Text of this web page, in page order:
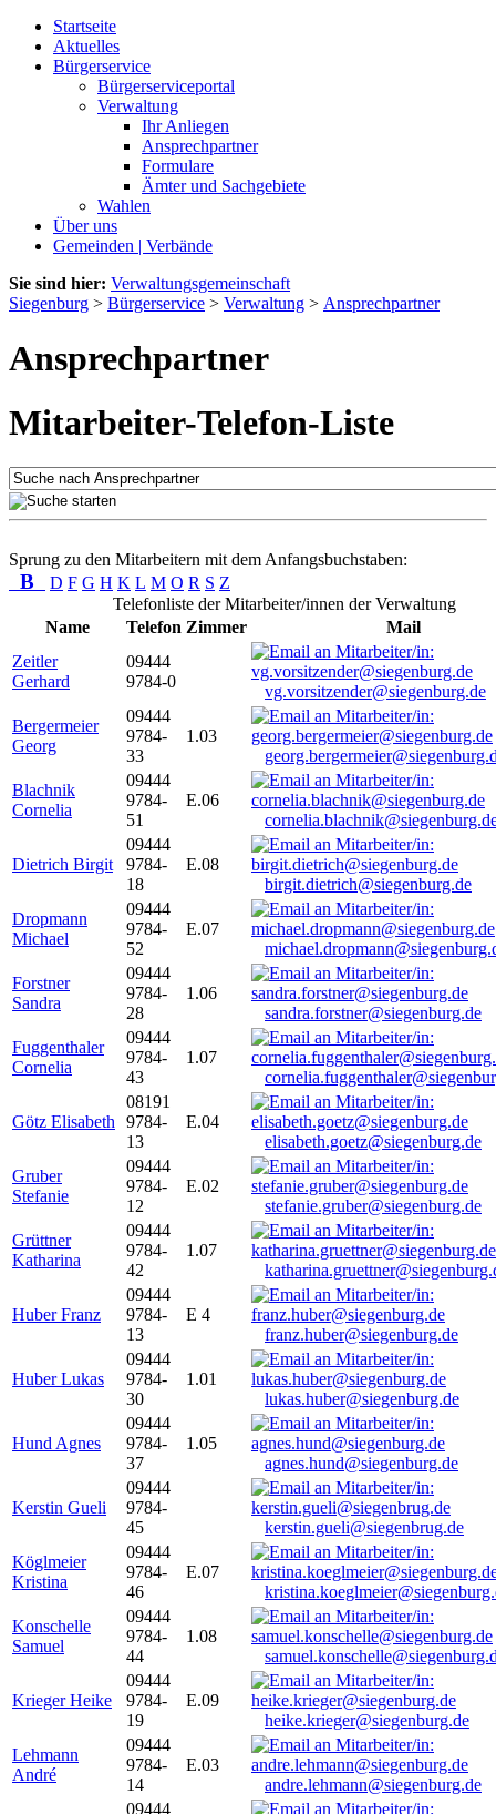
Startseite
Aktuelles
Bürgerservice
Bürgerserviceportal
Verwaltung
Ihr Anliegen
Ansprechpartner
Formulare
Ämter und Sachgebiete
Wahlen
Über uns
Gemeinden | Verbände
Sie sind hier: Verwaltungsgemeinschaft
Siegenburg > Bürgerservice > Verwaltung > Ansprechpartner
Ansprechpartner
Mitarbeiter-Telefon-Liste
Sprung zu den Mitarbeitern mit dem Anfangsbuchstaben:
B D F G H K L M O R S Z
Telefonliste der Mitarbeiter/innen der Verwaltung
Name
Telefon Zimmer
Mail
Zeitler
Gerhard
09444
9784-0
vg.vorsitzender@siegenburg.de
Bergermeier
Georg
09444
9784-
33
1.03
Blachnik
Cornelia
09444
9784-
51
E.06
Dietrich Birgit
09444
9784-
18
E.08
birgit.dietrich@siegenburg.de
Dropmann
Michael
09444
9784-
52
E.07
Forstner
Sandra
09444
9784-
28
1.06
sandra.forstner@siegenburg.de
Fuggenthaler
Cornelia
09444
9784-
43
1.07
Götz Elisabeth
08191
9784-
13
E.04
elisabeth.goetz@siegenburg.de
Gruber
Stefanie
09444
9784-
12
E.02
stefanie.gruber@siegenburg.de
Grüttner
Katharina
09444
9784-
42
1.07
Huber Franz
09444
9784-
13
E 4
franz.huber@siegenburg.de
Huber Lukas
09444
9784-
30
1.01
lukas.huber@siegenburg.de
Hund Agnes
09444
9784-
37
1.05
agnes.hund@siegenburg.de
Kerstin Gueli
09444
9784-
45
kerstin.gueli@siegenbrug.de
Köglmeier
Kristina
09444
9784-
46
E.07
Konschelle
Samuel
09444
9784-
44
1.08
Krieger Heike
09444
9784-
19
E.09
heike.krieger@siegenburg.de
Lehmann
André
09444
9784-
14
E.03
andre.lehmann@siegenburg.de
09444